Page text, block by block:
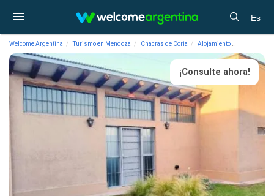
Es
Welcome Argentina Turismo en Mendoza Chacras de Coria Alojamiento
¡Consulte ahora!